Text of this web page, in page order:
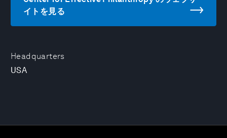
Headquarters
USA
イトを見る